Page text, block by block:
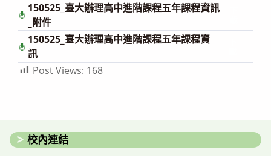
150525_臺大辦理高中進階課程五年課程資訊
_附件
150525_臺大辦理高中進階課程五年課程資
訊
Post Views: 168
校內連結